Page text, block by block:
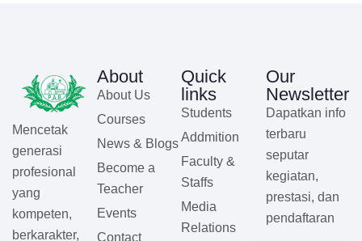
Mencetak
generasi
profesional
yang
kompeten,
berkarakter,
About
About Us
Courses
News & Blogs
Become a
Teacher
Events
Contact
Quick
links
Students
Addmition
Faculty &
Staffs
Media
Relations
Our
Newsletter
Dapatkan info
terbaru
seputar
kegiatan,
prestasi, dan
pendaftaran